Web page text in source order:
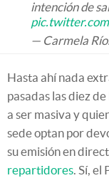
intención de
— Carmela
Hasta ahí nada
pasadas las diez
a ser masiva y
sede optan por
su emisión en
repartidores. Sí, el